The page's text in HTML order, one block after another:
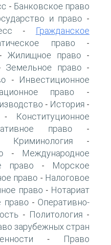
- Банковское право
и право -
-
Гражданское
право -
Жилищное право -
Земельное право -
-
Инвестиционное
право -
- История -
-
Конституционное
право -
Криминология -
-
Международное
право -
Морское
право - Налоговое
право - Нотариат
право - Оперативно-
- Политология -
зарубежных стран
-
Право